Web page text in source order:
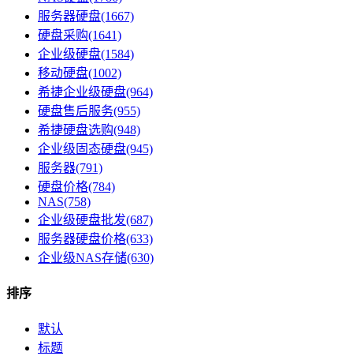
服务器硬盘(1667)
硬盘采购(1641)
企业级硬盘(1584)
移动硬盘(1002)
希捷企业级硬盘(964)
硬盘售后服务(955)
希捷硬盘选购(948)
企业级固态硬盘(945)
服务器(791)
硬盘价格(784)
NAS(758)
企业级硬盘批发(687)
服务器硬盘价格(633)
企业级NAS存储(630)
排序
默认
标题